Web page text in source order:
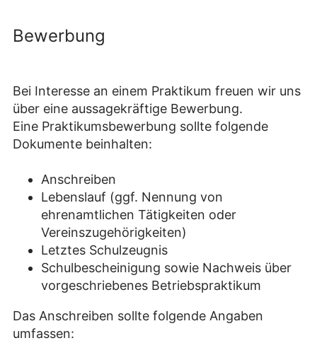
Bewerbung
Bei Interesse an einem Praktikum freuen wir uns
über eine aussagekräftige Bewerbung.
Eine Praktikumsbewerbung sollte folgende
Dokumente beinhalten:
Anschreiben
Lebenslauf (ggf. Nennung von
ehrenamtlichen Tätigkeiten oder
Vereinszugehörigkeiten)
Letztes Schulzeugnis
Schulbescheinigung sowie Nachweis über
vorgeschriebenes Betriebspraktikum
Das Anschreiben sollte folgende Angaben
umfassen: